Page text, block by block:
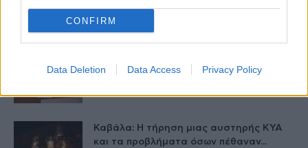
CONFIRM
Data Deletion Data Access Privacy Policy
καρκίνος του...
26 Φεβρουαρίου 2026
Εξέλιξη Ζωής – Ένα Gala για τα παιδιά
που η ενηλικίωση...
Καβάλα: Η τήρηση μιας αυστηρής ΚΥΑ
και τα προβλήματα όσων πέθαναν...